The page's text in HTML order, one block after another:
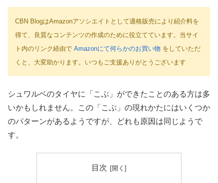
CBN BlogはAmazonアソシエイトとして適格販売により紹介料を
得て、良質なコンテンツの作成のために役立てています。当サイ
ト内のリンク経由で Amazonにて何らかのお買い物 をしていただ
くと、大変助かります。いつもご支援ありがとうございます
シュワルベのタイヤに「こぶ」ができたことのある方は多
いかもしれません。この「こぶ」の現れかたにはいくつか
のパターンがあるようですが、どれも原因は同じようで
す。
目次